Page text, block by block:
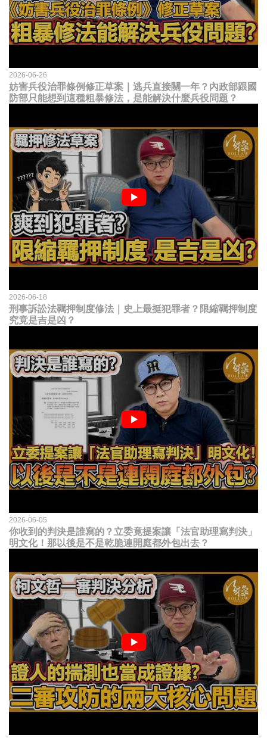
2026-06-26
妨害兵役治罪條例修正草案｜逃兵直接關一年？內政部跟國
防部只能想到這種粗暴修法，是能解決什麼兵役問題？
2026-06-18
刑事訴訟法羈押制度修法｜史上最挺犯罪者？限縮羈押制度
究竟是吉是凶？
2026-06-05
你收到的判決是誰寫的？立委竟提案讓「法官助理寫判決」
明文化！那以後是不是乾脆連開庭都外包出去？